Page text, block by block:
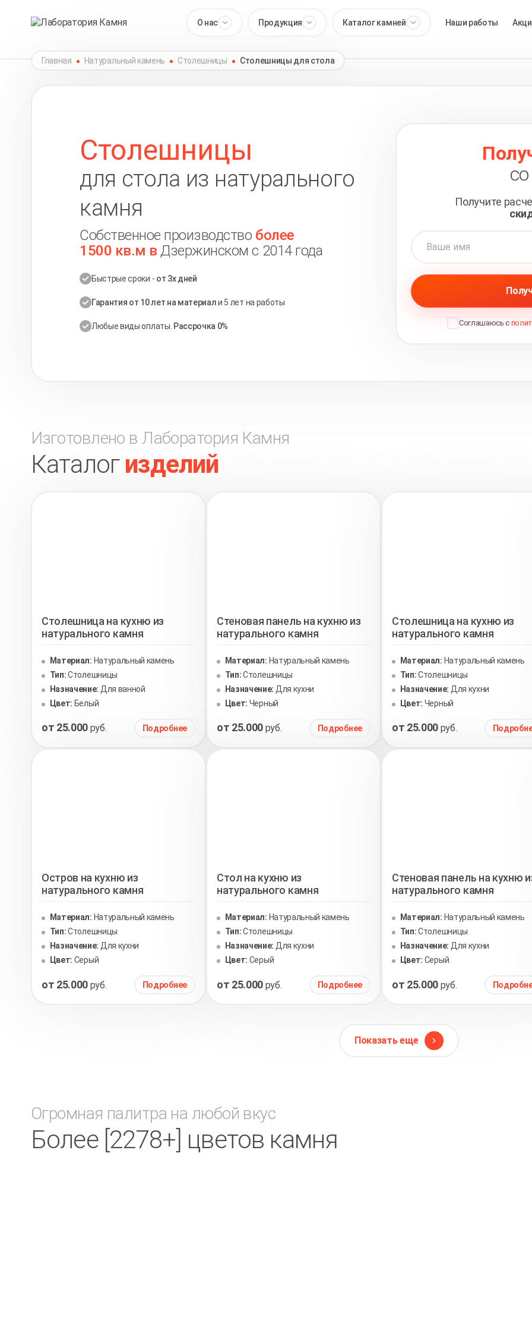
О нас Продукция Каталог камней Наши работы
Главная Натуральный камень Столешницы Столешницы для стола
Столешницы
для стола из натурального
камня
Собственное производство более
1500 кв.м в Дзержинском с 2014 года
Быстрые сроки - от 3х дней
Гарантия от 10 лет на материали 5 лет на работы
Любые виды оплаты. Рассрочка 0%
Получите
Соглашаюсь с
Изготовлено в Лаборатория Камня
Каталог изделий
Столешница на кухню из
натурального камня
Материал: Натуральный камень
Тип:Столешницы
Назначение: Для ванной
Цвет: Белый
от 25.000 руб. Подробнее
Стеновая панель на кухню из
натурального камня
Материал: Натуральный камень
Тип:Столешницы
Назначение: Для кухни
Цвет: Черный
от 25.000 руб. Подробнее
Столешница на кухню из
натурального камня
Материал: Натуральный камень
Тип:Столешницы
Назначение: Для кухни
Цвет: Черный
от 25.000 руб.
Остров на кухню из
натурального камня
Материал: Натуральный камень
Тип:Столешницы
Назначение: Для кухни
Цвет: Серый
от 25.000 руб. Подробнее
Стол на кухню из
натурального камня
Материал: Натуральный камень
Тип:Столешницы
Назначение: Для кухни
Цвет: Серый
от 25.000 руб. Подробнее
Стеновая панель на кухню
натурального камня
Материал: Натуральный камень
Тип:Столешницы
Назначение: Для кухни
Цвет: Серый
от 25.000 руб.
Показать еще
Огромная палитра на любой вкус
Более [2278+] цветов камня